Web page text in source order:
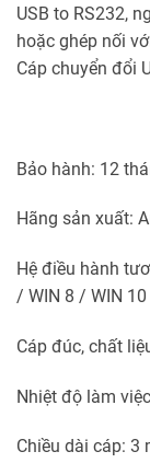
USB to RS232,
hoặc ghép nối
Cáp chuyển đổi
Bảo hành: 12
Hãng sản xuất:
Hệ điều hành
/ WIN 8 / WIN 10
Cáp đúc, chất
Nhiệt độ làm
Chiều dài cáp: 3